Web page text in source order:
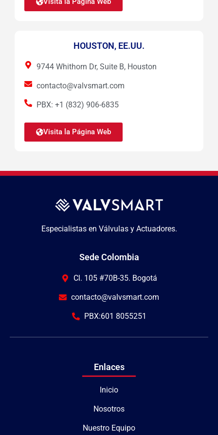
HOUSTON, EE.UU.
9744 Whithorn Dr, Suite B, Houston
contacto@valvsmart.com
PBX: +1 (832) 906-6835
Visita la Página Web
Especialistas en Válvulas y Actuadores.
Sede Colombia
Cl. 105 #70B-35. Bogotá
contacto@valvsmart.com
PBX:601 8055251
Enlaces
Inicio
Nosotros
Nuestro Equipo